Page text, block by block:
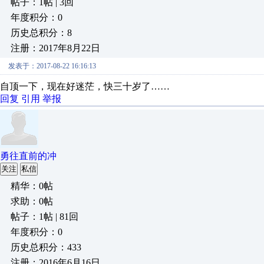
帖子：1帖 | 3回
年度积分：0
历史总积分：8
注册：2017年8月22日
发表于：2017-08-22 16:16:13
自顶一下，现在好迷茫，快三十岁了……
回复 引用 举报
勇往直前的冲
关注 私信
精华：0帖
求助：0帖
帖子：1帖 | 81回
年度积分：0
历史总积分：433